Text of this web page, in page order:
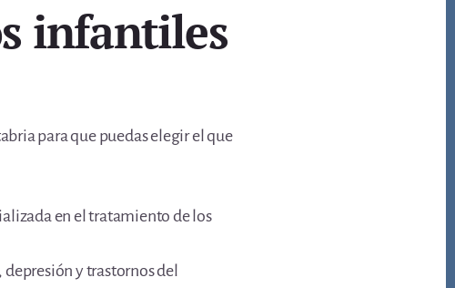
infantiles
para que puedas elegir el que
en el tratamiento de los
y trastornos del